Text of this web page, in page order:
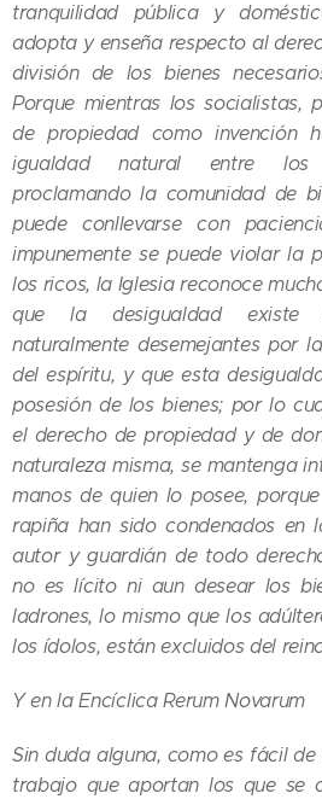
tranquilidad pública y
adopta y enseña respecto al
división de los bienes
Porque mientras los socialistas,
de propiedad como invención
igualdad natural entre los
proclamando la comunidad de
puede conllevarse con
impunemente se puede violar la
los ricos, la Iglesia reconoce
que la desigualdad existe
naturalmente desemejantes por
del espíritu, y que esta
posesión de los bienes; por lo
el derecho de propiedad y de
naturaleza misma, se mantenga
manos de quien lo posee,
rapiña han sido condenados en
autor y guardián de todo
no es lícito ni aun desear los
ladrones, lo mismo que los
los ídolos, están excluidos del
Y en la Encíclica Rerum Novarum
Sin duda alguna, como es fácil
trabajo que aportan los que se